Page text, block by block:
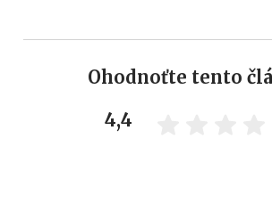
Ohodnoťte tento
4,4